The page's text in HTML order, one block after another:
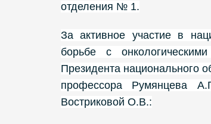
отделения № 1.
За активное участие в
борьбе с
Президента национального
профессора Румянцева
Востриковой О.В.: